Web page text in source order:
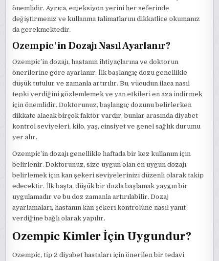
önemlidir. Ayrıca, enjeksiyon yerini her seferinde
değiştirmeniz ve kullanma talimatlarını dikkatlice okumanız
da gerekmektedir.
Ozempic’in Dozajı Nasıl Ayarlanır?
Ozempic’in dozajı, hastanın ihtiyaçlarına ve doktorun
önerilerine göre ayarlanır. İlk başlangıç dozu genellikle
düşük tutulur ve zamanla artırılır. Bu, vücudun ilaca nasıl
tepki verdiğini gözlemlemek ve yan etkileri en aza indirmek
için önemlidir. Doktorunuz, başlangıç dozunu belirlerken
dikkate alacak birçok faktör vardır, bunlar arasında diyabet
kontrol seviyeleri, kilo, yaş, cinsiyet ve genel sağlık durumu
yer alır.
Ozempic’in dozajı genellikle haftada bir kez kullanım için
belirlenir. Doktorunuz, size uygun olan en uygun dozajı
belirlemek için kan şekeri seviyelerinizi düzenli olarak takip
edecektir. İlk başta, düşük bir dozla başlamak yaygın bir
uygulamadır ve bu doz zamanla artırılabilir. Dozaj
ayarlamaları, hastanın kan şekeri kontrolüne nasıl yanıt
verdiğine bağlı olarak yapılır.
Ozempic Kimler İçin Uygundur?
Ozempic, tip 2 diyabet hastaları için önerilen bir tedavi